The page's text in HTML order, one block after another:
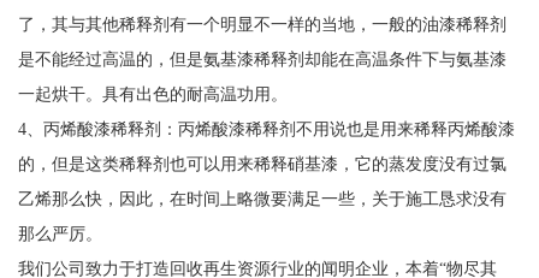
了，其与其他稀释剂有一个明显不一样的当地，一般的油漆稀释剂
是不能经过高温的，但是氨基漆稀释剂却能在高温条件下与氨基漆
一起烘干。具有出色的耐高温功用。
4、丙烯酸漆稀释剂：丙烯酸漆稀释剂不用说也是用来稀释丙烯酸漆
的，但是这类稀释剂也可以用来稀释硝基漆，它的蒸发度没有过氯
乙烯那么快，因此，在时间上略微要满足一些，关于施工恳求没有
那么严厉。
我们公司致力于打造回收再生资源行业的闻明企业，本着“物尽其